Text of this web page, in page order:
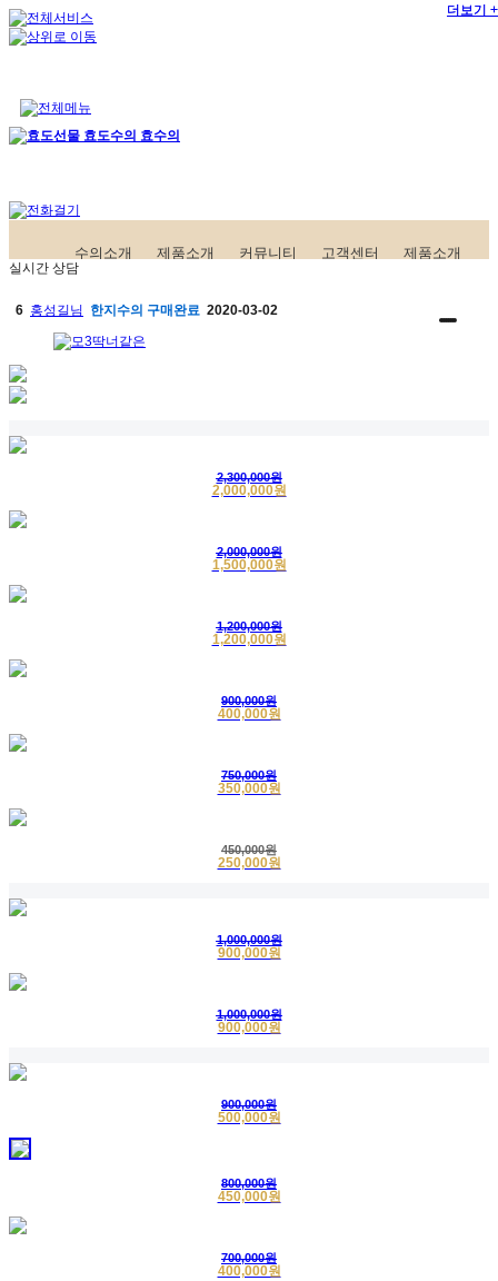
수의소개 제품소개 커뮤니티 고객센터 제품소개
실시간 상담
2020-03-31
5 김희섭님 삼베수의 배송완료 2020-03-12
고객님 삼베수의 구매완료
8
2,300,000원
2,000,000원
2,000,000원
1,500,000원
1,200,000원
1,200,000원
900,000원
400,000원
750,000원
350,000원
450,000원
250,000원
1,000,000원
900,000원
1,000,000원
900,000원
900,000원
500,000원
800,000원
450,000원
700,000원
400,000원
더보기 +
더보기 +